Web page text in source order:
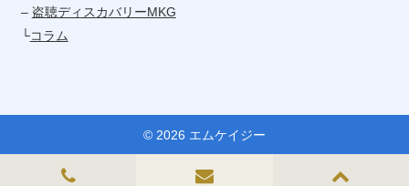
– 盗聴ディスカバリーMKG
└コラム
© 2026 エムケイジー